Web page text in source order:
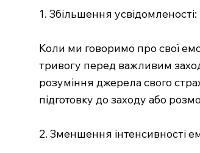
1. Збільшення
Коли ми говоримо про свої
тривогу перед важливим
розуміння джерела свого
підготовку до заходу або
2. Зменшення інтенсивності